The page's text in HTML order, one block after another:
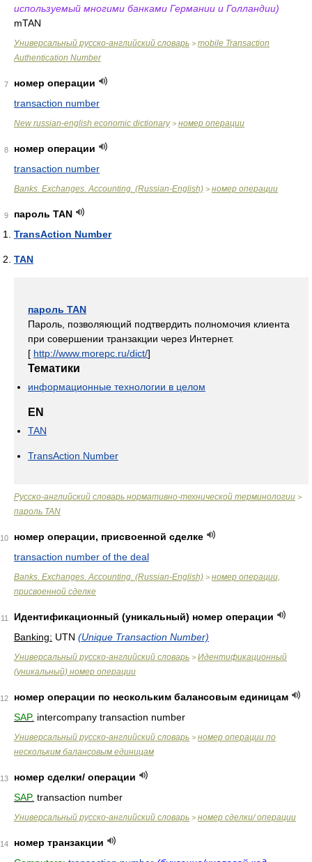
используемый многими банками Германии и Голландии)
mTAN
Универсальный русско-английский словарь > mobile Transaction
Authentication Number
7
номер операции
transaction number
New russian-english economic dictionary> номер операции
8
номер операции
transaction number
Banks. Exchanges. Accounting. (Russian-English) > номер операции
9
пароль TAN
TransAction Number
TAN
пароль TAN
Пароль, позволяющий подтвердить полномочия клиента
при совершении транзакции через Интернет.
[ http://www.morepc.ru/dict/]
Тематики
информационные технологии в целом
EN
TAN
TransAction Number
Русско-английский словарь нормативно-технической терминологии >
пароль TAN
10
номер операции, присвоенной сделке
transaction number of the deal
Banks. Exchanges. Accounting. (Russian-English) > номер операции,
присвоенной сделке
11
Идентификационный (уникальный) номер операции
Banking: UTN (Unique Transaction Number)
Универсальный русско-английский словарь > Идентификационный
(уникальный) номер операции
12
номер операции по нескольким балансовым единицам
SAP. intercompany transaction number
Универсальный русско-английский словарь > номер операции по
нескольким балансовым единицам
13
номер сделки/ операции
SAP. transaction number
Универсальный русско-английский словарь > номер сделки/ операции
14
номер транзакции